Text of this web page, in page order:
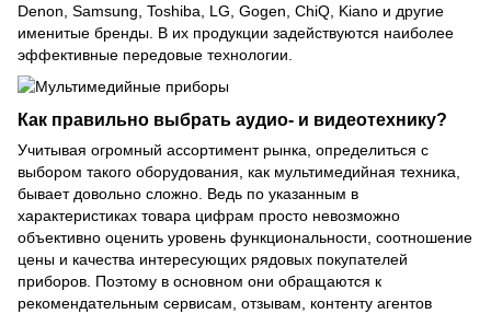
Denon, Samsung, Toshiba, LG, Gogen, ChiQ, Kiano и другие
именитые бренды. В их продукции задействуются наиболее
эффективные передовые технологии.
Как правильно выбрать аудио- и видеотехнику?
Учитывая огромный ассортимент рынка, определиться с
выбором такого оборудования, как мультимедийная техника,
бывает довольно сложно. Ведь по указанным в
характеристиках товара цифрам просто невозможно
объективно оценить уровень функциональности, соотношение
цены и качества интересующих рядовых покупателей
приборов. Поэтому в основном они обращаются к
рекомендательным сервисам, отзывам, контенту агентов